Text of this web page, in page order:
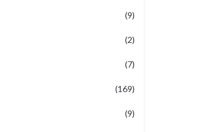
(9)
(2)
(7)
(169)
(9)